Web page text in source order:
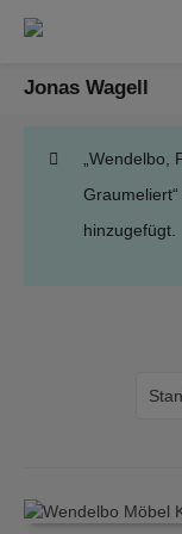
Jonas Wagell
„Wendelbo,
hinzugefügt.